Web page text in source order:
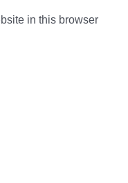
in this browser